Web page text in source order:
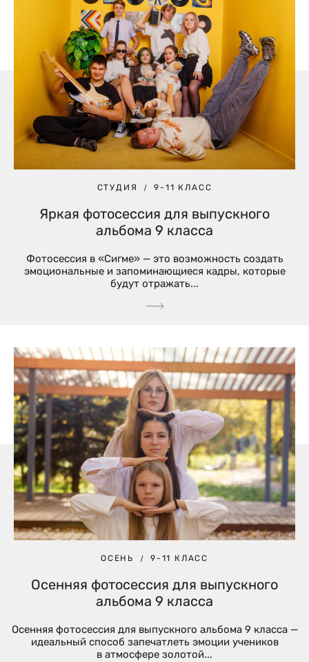
СТУДИЯ 9-11 КЛАСС
Яркая фотосессия для выпускного
альбома 9 класса
Фотосессия в «Сигме» — это возможность создать
эмоциональные и запоминающиеся кадры, которые
будут отражать...
ОСЕНЬ 9-11 КЛАСС
Осенняя фотосессия для выпускного
альбома 9 класса
Осенняя фотосессия для выпускного альбома 9 класса —
идеальный способ запечатлеть эмоции учеников
в атмосфере золотой...